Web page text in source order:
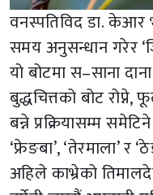
वनस्पतिविद डा. केआर
समय अनुसन्धान गरेर
यो बोटमा स–साना
बुद्धचित्तको बोट
बन्ने प्रक्रियासम्म
‘फ्रेङबा’, ‘तेरमाला’ र
अहिले काभ्रेको